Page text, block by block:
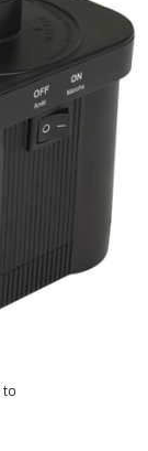
to